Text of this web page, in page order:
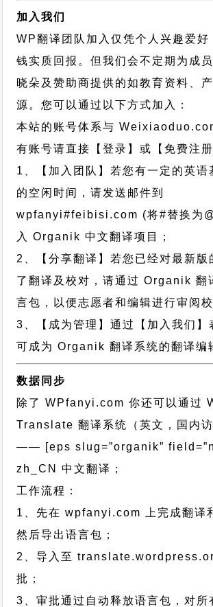
加入我们
WP翻译团队加入仅凭个人兴趣爱好
钱实质回报。但我们会不定期为成
晓朵及赞助商提供的如教育资料、
源。您可以通过以下方式加入：
本站的账号体系与
有账号请直接【登录】或【免费注册
1、【加入团队】若您有一定的英语
的空闲时间，请发送邮件到
wpfanyi#feibisi.com (将#替换为
入 Organik 中文翻译项目；
2、【分享翻译】若您已经对最新
了翻译及校对，请通过 Organik 翻
言包，以便志愿者和编辑进行审阅校
3、【成为管理】通过【加入我们】
可成为 Organik 翻译系统的翻译编
数据同步
除了 WPfanyi.com 你还可以通过
Translate 翻译系统（英文，国内
—— [eps slug=”organik”
zh_CN
中文翻译；
工作流程：
1、先在 wpfanyi.com 上完成翻译
然后导出语言包；
2、导入至
批；
3、审批通过自动释放语言包，对